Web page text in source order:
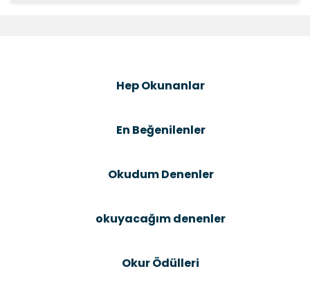
Ürün açıklamasında eksik bilgiler bulunuyor.
Ürün fiyatı diğer sitelerden daha pahalı.
Hep Okunanlar
En Beğenilenler
Okudum Denenler
okuyacağım denenler
Okur Ödülleri